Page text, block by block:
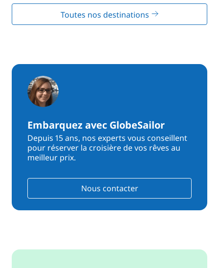
Toutes nos destinations
Embarquez avec GlobeSailor
Depuis 15 ans, nos experts vous conseillent
pour réserver la croisière de vos rêves au
meilleur prix.
Nous contacter